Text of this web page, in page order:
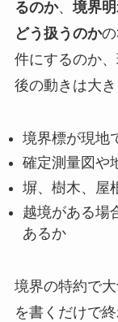
るのか、 境界
どう扱うのか
件にするのか
後の動きは大き
境界標が現地
確定測量図や
塀、樹木、屋
越境がある場
あるか
境界の特約で
を書くだけで